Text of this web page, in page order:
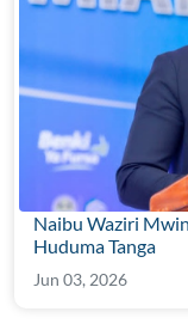
Naibu Waziri
Huduma Tanga
Jun 03, 2026